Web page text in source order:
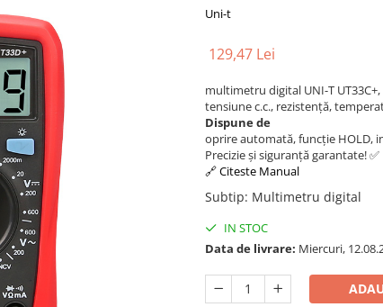
Uni-t
129,47 Lei
multimetru digital UNI-T UT33C+,
tensiune c.c., rezistență,
Dispune de
oprire automată, funcție HOLD,
Precizie și siguranță garantate! ✅
🔗 Citeste Manual
Subtip: Multimetru digital
IN STOC
Data de livrare: Miercuri,